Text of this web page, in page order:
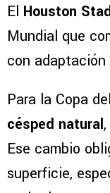
El Houston
Mundial que
con
Para la Copa
césped natural
Ese cambio
superficie,